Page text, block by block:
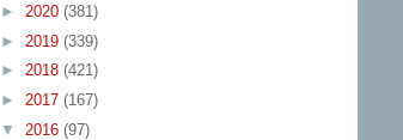
► 2020 (381)
► 2019 (339)
► 2018 (421)
► 2017 (167)
▼ 2016 (97)